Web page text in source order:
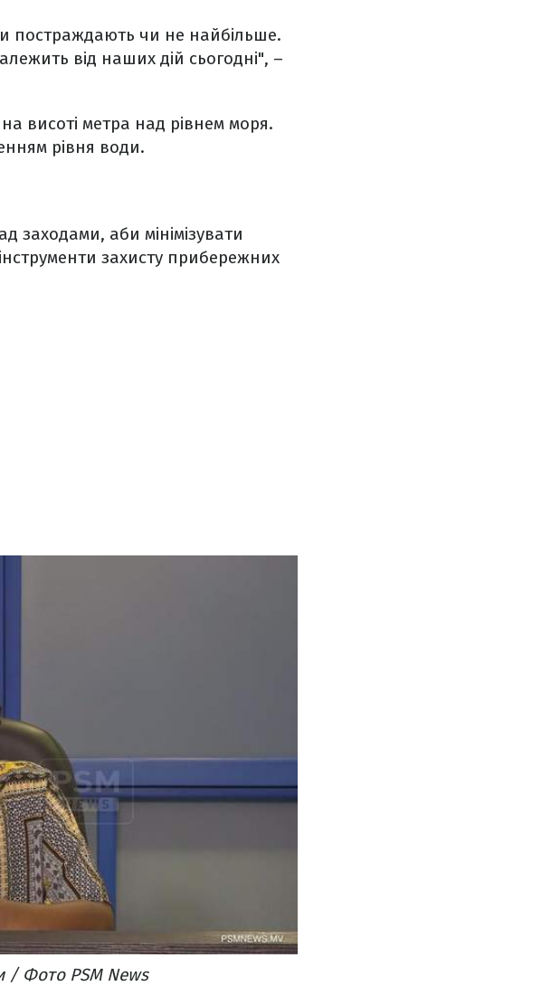
постраждають чи не найбільше.
від наших дій сьогодні", –
висоті метра над рівнем моря.
рівня води.
заходами, аби мінімізувати
захисту прибережних
/ Фото PSM News